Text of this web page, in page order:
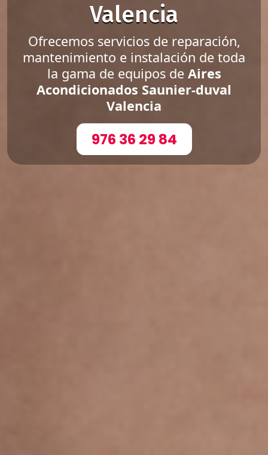
Valencia
Ofrecemos servicios de reparación,
mantenimiento e instalación de toda
la gama de equipos de Aires
Acondicionados Saunier-duval
Valencia
976 36 29 84